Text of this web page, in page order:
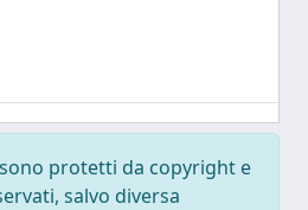
protetti da copyright e
salvo diversa